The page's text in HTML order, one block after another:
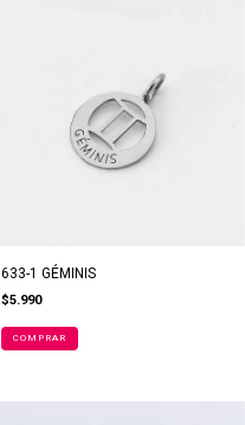
633-1 GÉMINIS
$5.990